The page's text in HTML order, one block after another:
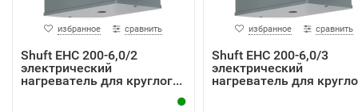
избранное сравнить
Shuft EHC 200-6,0/2
электрический
нагреватель для круглог...
избранное сравнить
Shuft EHC 200-6,0/3
электрический
нагреватель для